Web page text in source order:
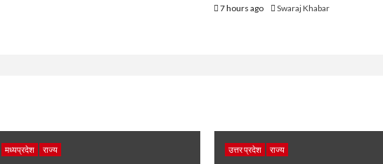
7 hours ago Swaraj Khabar
मध्यप्रदेश राज्य उत्तर प्रदेश राज्य